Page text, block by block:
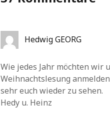
Hedwig GEORG
Wie jedes Jahr möchten wir
Weihnachtslesung
sehr euch wieder zu sehen.
Hedy u. Heinz